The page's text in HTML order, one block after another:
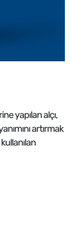
yapılan alçı,
artırmak